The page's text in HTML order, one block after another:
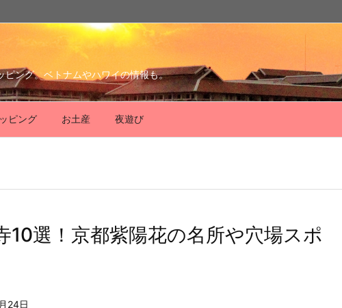
ピング。ベトナムやハワイの情報も。
ピング お土産 夜遊び
10選！京都紫陽花の名所や穴場スポ
24日